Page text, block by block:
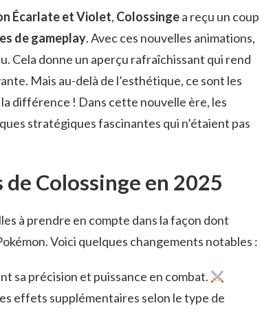
Écarlate et Violet, Colossingea reçu un coup
de gameplay. Avec ces nouvelles animations,
Cela donne un aperçu rafraîchissant qui rend
Mais au-delà de l’esthétique, ce sont les
différence ! Dans cette nouvelle ère, les
stratégiques fascinantes qui n’étaient pas
Colossinge en 2025
à prendre en compte dans la façon dont
Voici quelques changements notables :
sa précision et puissance en combat.
effets supplémentaires selon le type de